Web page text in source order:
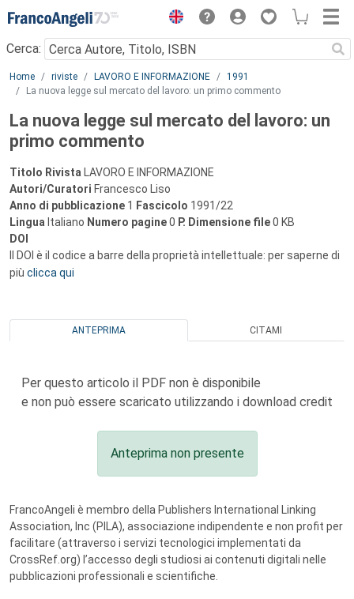
Menu
Cerca:
Main content
Home riviste LAVORO E INFORMAZIONE
1991
La nuova legge sul mercato del lavoro: un primo commento
La nuova legge sul mercato del lavoro: un
primo commento
Titolo Rivista LAVORO E INFORMAZIONE
Autori/Curatori Francesco Liso
Anno di pubblicazione 1 Fascicolo 1991/22
Lingua Italiano Numero pagine0 P. Dimensione file0 KB
DOI
Il DOI è il codice a barre della proprietà intellettuale: per saperne di
più clicca qui
ANTEPRIMA CITAMI
Per questo articolo il PDF non è disponibile
e non può essere scaricato utilizzando i download credit
Anteprima non presente
FrancoAngeli è membro della Publishers International Linking
Association, Inc (PILA), associazione indipendente e non profit per
facilitare (attraverso i servizi tecnologici implementati da
CrossRef.org) l’accesso degli studiosi ai contenuti digitali nelle
pubblicazioni professionali e scientifiche.